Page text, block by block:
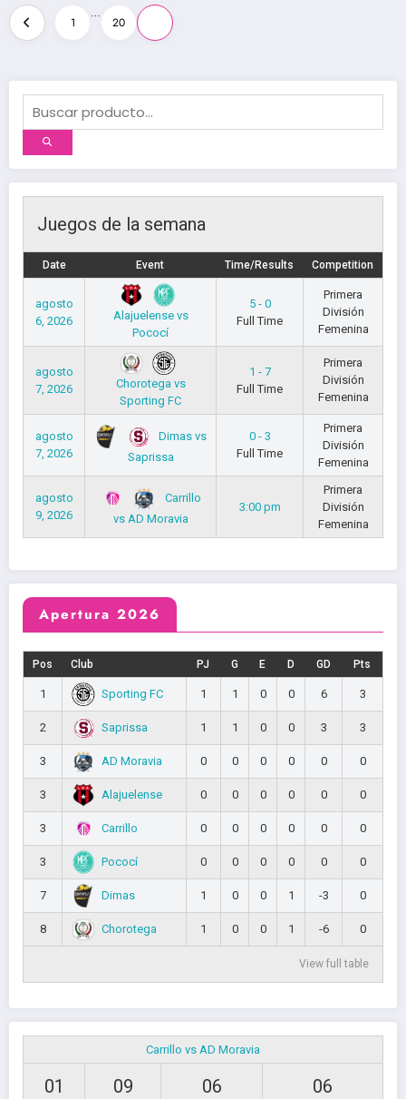
Paginación
de
entradas
1
…
20
Juegos de la semana
Date Event Time/Results Competition
agosto
6, 2026
Alajuelense vs
Pococí
5 - 0
Full Time
Primera
División
Femenina
agosto
7, 2026
Chorotega vs
Sporting FC
1 - 7
Full Time
Primera
División
Femenina
agosto
7, 2026
Dimas vs
Saprissa
0 - 3
Full Time
Primera
División
Femenina
agosto
9, 2026
Carrillo
vs AD Moravia
3:00 pm
Primera
División
Femenina
Apertura 2026
Pos Club PJ G E D GD Pts
1 Sporting FC 1 1 0 0 6 3
2 Saprissa 1 1 0 0 3 3
3 AD Moravia 0 0 0 0 0 0
3 Alajuelense 0 0 0 0 0 0
3 Carrillo 0 0 0 0 0 0
3 Pococí 0 0 0 0 0 0
7 Dimas 1 0 0 1 -3 0
8 Chorotega 1 0 0 1 -6 0
View full table
Carrillo vs AD Moravia
01 09 06 06